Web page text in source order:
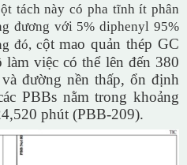
tách này có pha tĩnh ít phân
đương với 5% diphenyl 95%
đó, cột mao quản thép GC
việc có thể lên đến 380
đường nền thấp, ổn định
PBBs nằm trong khoảng
phút (PBB-209).